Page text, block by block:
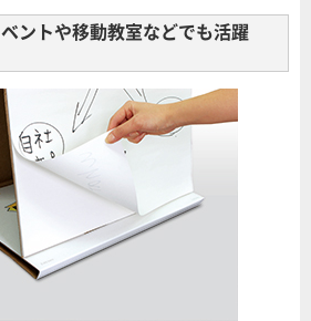
ントや移動教室などでも活躍